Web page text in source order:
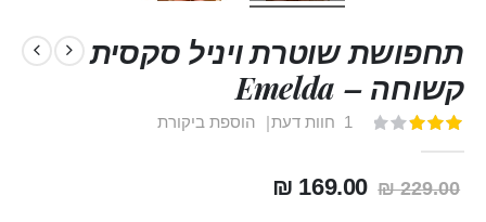
תחפושת שוטרת ויניל סקסית
קשוחה – Emelda
דירוג:
1 חוות דעת הוספת ביקורת
229.00 ₪
169.00 ₪